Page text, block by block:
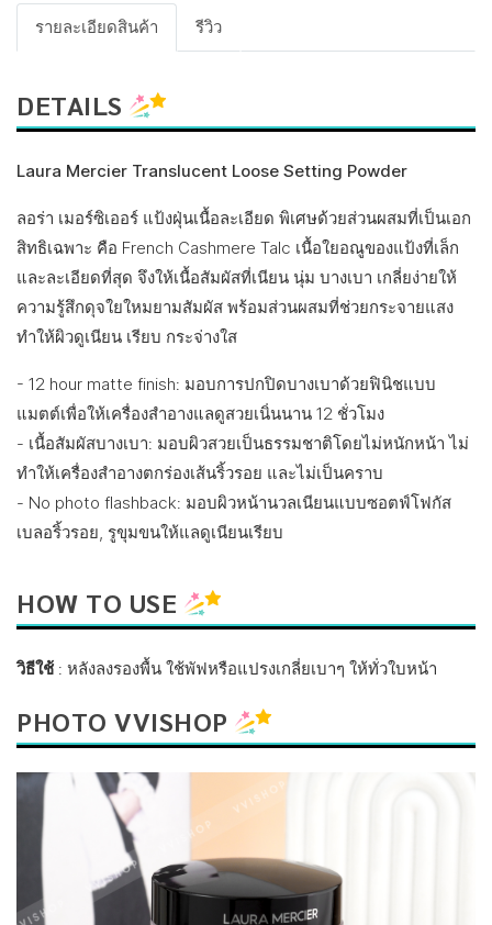
รายละเอียดสินค้า รีวิว
DETAILS
Laura Mercier Translucent Loose Setting Powder
ลอร่า เมอร์ซิเออร์ แป้งฝุ่นเนื้อละเอียด พิเศษด้วยส่วนผสมที่เป็นเอก
สิทธิเฉพาะ คือ French Cashmere Talc เนื้อใยอณูของแป้งที่เล็ก
และละเอียดที่สุด จึงให้เนื้อสัมผัสที่เนียน นุ่ม บางเบา เกลี่ยง่ายให้
ความรู้สึกดุจใยใหมยามสัมผัส พร้อมส่วนผสมที่ช่วยกระจายแสง
ทำให้ผิวดูเนียน เรียบ กระจ่างใส
- 12 hour matte finish: มอบการปกปิดบางเบาด้วยฟินิชแบบ
แมตต์เพื่อให้เครื่องสำอางแลดูสวยเนิ่นนาน 12 ชั่วโมง
- เนื้อสัมผัสบางเบา: มอบผิวสวยเป็นธรรมชาติโดยไม่หนักหน้า ไม่
ทำให้เครื่องสำอางตกร่องเส้นริ้วรอย และไม่เป็นคราบ
- No photo flashback: มอบผิวหน้านวลเนียนแบบซอตฟ์โฟกัส
เบลอริ้วรอย, รูขุมขนให้แลดูเนียนเรียบ
HOW TO USE
วิธีใช้: หลังลงรองพื้น ใช้พัฟหรือแปรงเกลี่ยเบาๆ ให้ทั่วใบหน้า
PHOTO VVISHOP